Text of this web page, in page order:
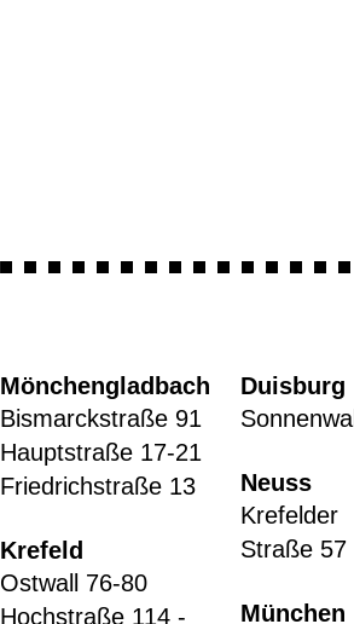
Mönchengladbach
Bismarckstraße 91
Hauptstraße 17-21
Friedrichstraße 13
Krefeld
Ostwall 76-80
Hochstraße 114 -
Duisburg
Neuss
Krefelder
Straße 57
München